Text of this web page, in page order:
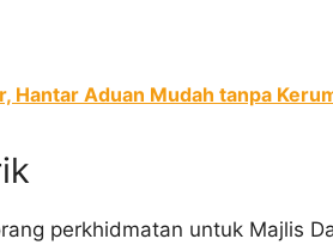
Hantar Aduan Mudah tanpa